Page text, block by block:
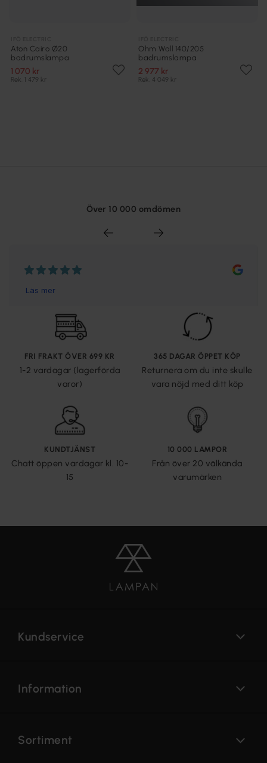
Aton Cairo Ø20
badrumslampa
1 070 kr
Rek. 1 479 kr
Ohm Wall 140/205
badrumslampa
2 977 kr
Rek. 4 049 kr
Över 10 000 omdömen
FRI FRAKT ÖVER 699 KR
1-2 vardagar (lagerförda
varor)
365 DAGAR ÖPPET KÖP
Returnera om du inte skulle
vara nöjd med ditt köp
KUNDTJÄNST
Chatt öppen vardagar kl. 10-
15
10 000 LAMPOR
Från över 20 välkända
varumärken
Kundservice
Information
Sortiment